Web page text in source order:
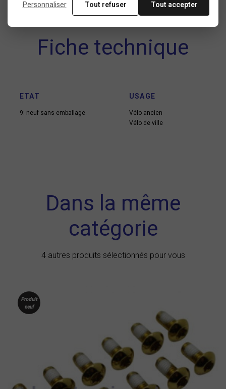
Fiche technique
ETAT
9: neuf sans emballage
USAGE
Vélo ancien
Vélo de ville
Dans la même
catégorie
4 autres produits sélectionnés pour vous
Produit
neuf
Personnaliser Tout refuser Tout accepter